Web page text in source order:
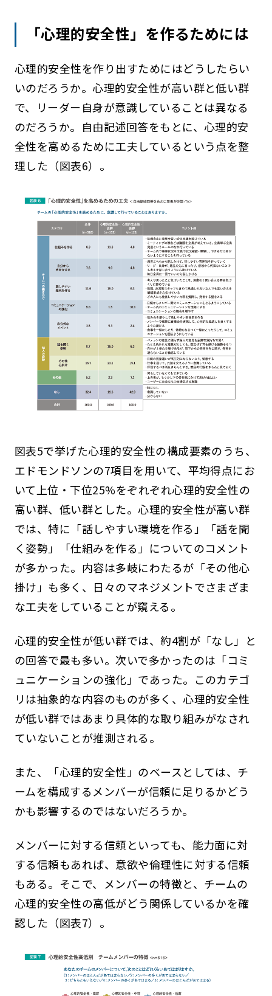
「心理的安全性」を作るためには
心理的安全性を作り出すためにはどうしたらい
いのだろうか。心理的安全性が高い群と低い群
で、リーダー自身が意識していることは異なる
のだろうか。自由記述回答をもとに、心理的安
全性を高めるために工夫しているという点を整
理した（図表6）。
図表5で挙げた心理的安全性の構成要素のうち、
エドモンドソンの7項目を用いて、平均得点にお
いて上位・下位25%をぞれぞれ心理的安全性の
高い群、低い群とした。心理的安全性が高い群
では、特に「話しやすい環境を作る」「話を聞
く姿勢」「仕組みを作る」についてのコメント
が多かった。内容は多岐にわたるが「その他心
掛け」も多く、日々のマネジメントでさまざま
な工夫をしていることが窺える。
心理的安全性が低い群では、約4割が「なし」と
の回答で最も多い。次いで多かったのは「コミ
ュニケーションの強化」であった。このカテゴ
リは抽象的な内容のものが多く、心理的安全性
が低い群ではあまり具体的な取り組みがなされ
ていないことが推測される。
また、「心理的安全性」のベースとしては、チ
ームを構成するメンバーが信頼に足りるかどう
かも影響するのではないだろうか。
メンバーに対する信頼といっても、能力面に対
する信頼もあれば、意欲や倫理性に対する信頼
もある。そこで、メンバーの特徴と、チームの
心理的安全性の高低がどう関係しているかを確
認した（図表7）。